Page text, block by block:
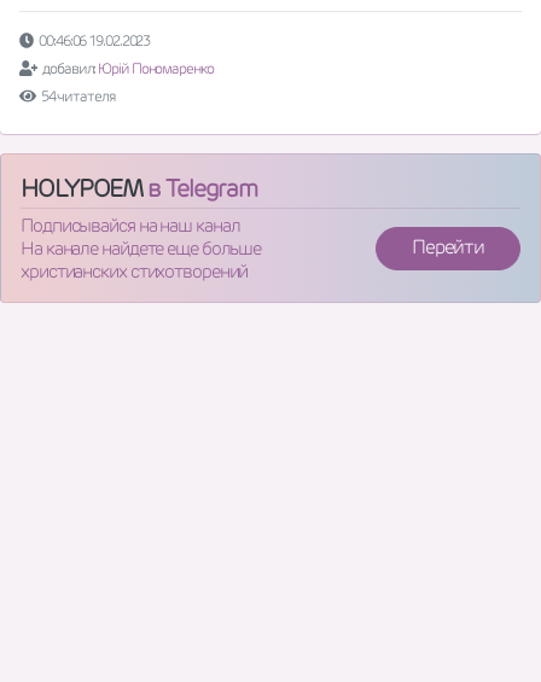
00:46:06 19.02.2023
добавил: Юрій Пономаренко
54 читателя
HOLYPOEMв Telegram
Подписывайся на наш канал
На канале найдете еще больше
христианских стихотворений
Перейти